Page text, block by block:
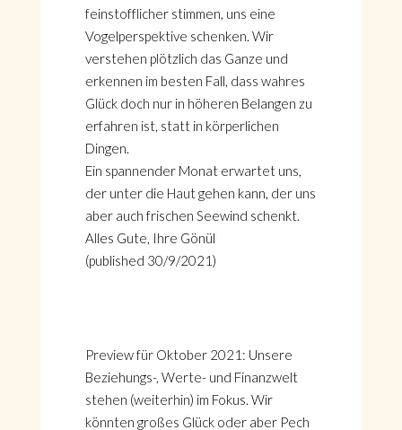
feinstofflicher stimmen, uns eine
Vogelperspektive schenken. Wir
verstehen plötzlich das Ganze und
erkennen im besten Fall, dass wahres
Glück doch nur in höheren Belangen zu
erfahren ist, statt in körperlichen
Dingen.
Ein spannender Monat erwartet uns,
der unter die Haut gehen kann, der uns
aber auch frischen Seewind schenkt.
Alles Gute, Ihre Gönül
(published 30/9/2021)
Preview für Oktober 2021: Unsere
Beziehungs-, Werte- und Finanzwelt
stehen (weiterhin) im Fokus. Wir
könnten großes Glück oder aber Pech